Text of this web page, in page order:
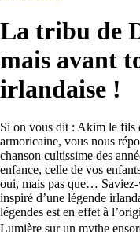
La tribu de
mais avant
irlandaise !
Si on vous dit : Akim le fils
armoricaine, vous nous
chanson cultissime des
enfance, celle de vos
oui, mais pas que…
inspiré d’une légende
légendes est en effet à
Lumière sur un mythe